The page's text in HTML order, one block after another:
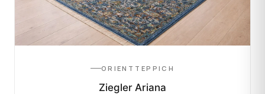
ORIENTTEPPICH
Ziegler Ariana